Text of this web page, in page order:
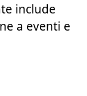
include
a eventi e